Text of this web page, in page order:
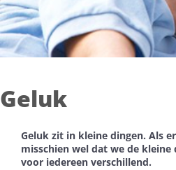
Geluk
Geluk zit in kleine dingen. Als
misschien wel dat we de
voor iedereen verschillend.